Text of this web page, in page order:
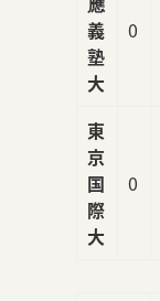
義
塾
大
0
東
京
国
際
大
0